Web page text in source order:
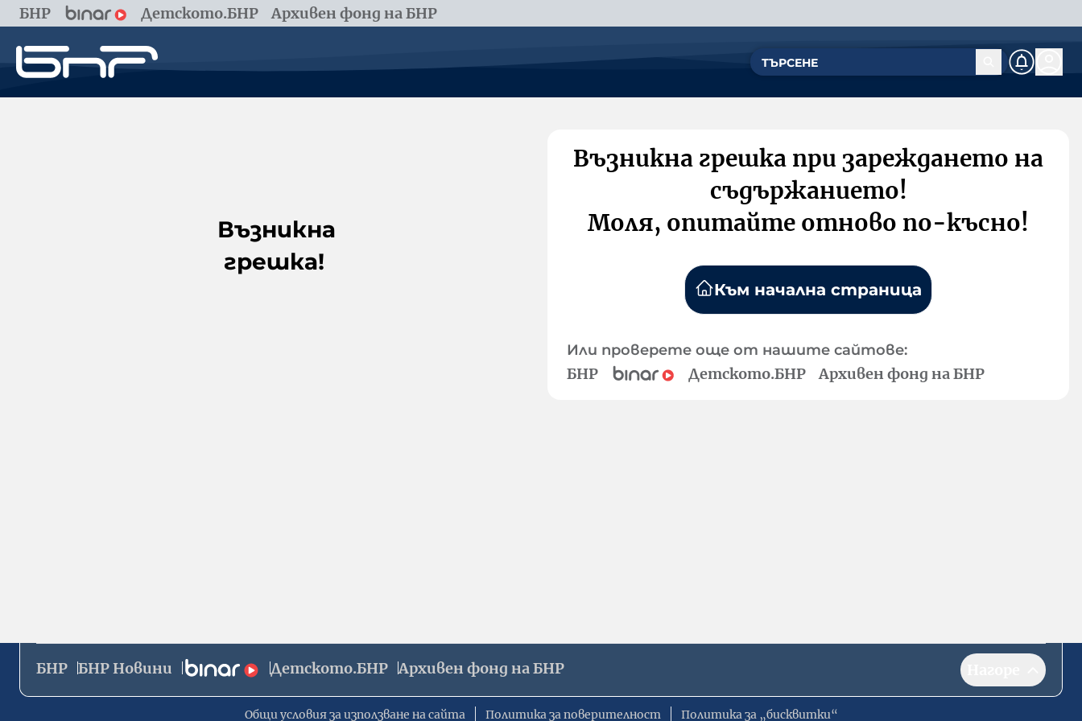
БНР Детското.БНР Архивен фонд на БНР
Възникна
грешка!
Възникна грешка при зареждането на
съдържанието!
Моля, опитайте отново по-късно!
Към начална страница
Или проверете още от нашите сайтове:
БНР Детското.БНР Архивен фонд на БНР
БНР БНР Новини Детското.БНР Архивен фонд на БНР
Общи условия за използване на сайта Политика за поверителност Политика за „бисквитки“